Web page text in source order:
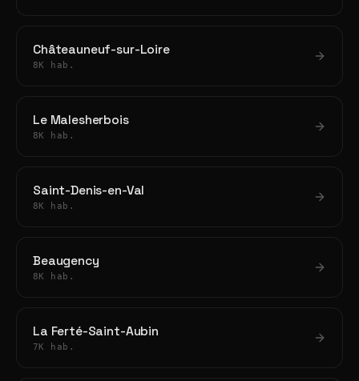
Châteauneuf-sur-Loire
8K hab.
Le Malesherbois
8K hab.
Saint-Denis-en-Val
8K hab.
Beaugency
8K hab.
La Ferté-Saint-Aubin
7K hab.